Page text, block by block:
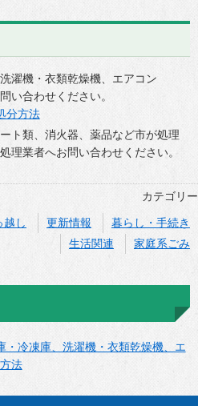
濯機・衣類乾燥機、エアコン
い合わせください。
分方法
ト類、消火器、薬品など市が処理
理業者へお問い合わせください。
カテゴリー
越し 更新情報
暮らし・手続き
生活関連
家庭系ごみ
・冷凍庫、洗濯機・衣類乾燥機、エ
法